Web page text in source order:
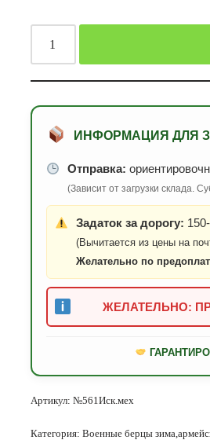
ИНФОРМАЦИЯ ДЛЯ
Отправка:
(Зависит от загрузки склада.
Задаток за дорогу:
(Вычитается из цены на
Желательно по
ЖЕЛАТЕЛЬНО:
Артикул:№561Иск.мех
Категория:Военные берцы